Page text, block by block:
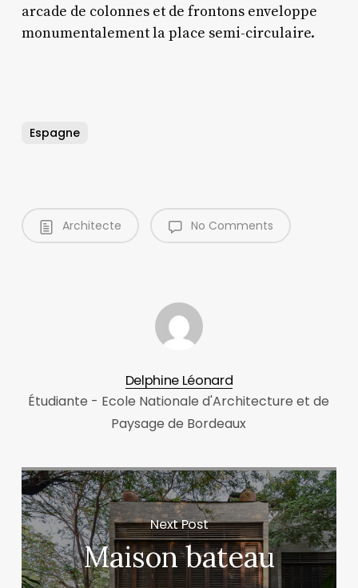
arcade de colonnes et de frontons enveloppe
monumentalement la place semi-circulaire.
Espagne
Architecte No Comments
Delphine Léonard
Étudiante - Ecole Nationale d'Architecture et de
Paysage de Bordeaux
Next Post
Maison bateau